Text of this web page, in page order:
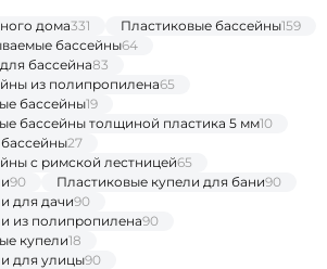
дома331 Пластиковые бассейны159
бассейны64
бассейна83
из полипропилена65
бассейны19
бассейны толщиной пластика 5 мм10
27
с римской лестницей65
90 Пластиковые купели для бани90
для дачи90
из полипропилена90
купели18
для улицы90